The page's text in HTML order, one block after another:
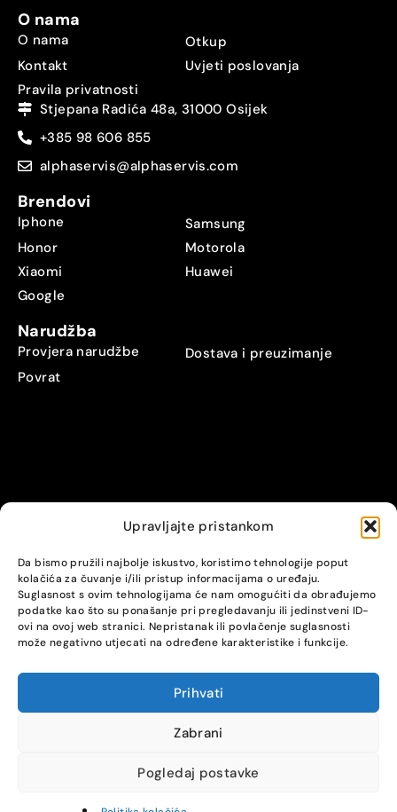
Upravljajte pristankom
Da bismo pružili najbolje iskustvo, koristimo tehnologije poput
kolačića za čuvanje i/ili pristup informacijama o uređaju.
Suglasnost s ovim tehnologijama će nam omogućiti da obrađujemo
podatke kao što su ponašanje pri pregledavanju ili jedinstveni ID-
ovi na ovoj web stranici. Nepristanak ili povlačenje suglasnosti
može negativno utjecati na određene karakteristike i funkcije.
Prihvati
Zabrani
Pogledaj postavke
O nama
O nama
Otkup
Kontakt
Uvjeti poslovanja
Pravila privatnosti
Stjepana Radića 48a, 31000 Osijek
+385 98 606 855
alphaservis@alphaservis.com
Brendovi
Iphone
Samsung
Honor
Motorola
Xiaomi
Huawei
Google
Narudžba
Provjera narudžbe
Dostava i preuzimanje
Povrat
© Alpha servis. All Rights Reserved.
COMPARE (0)